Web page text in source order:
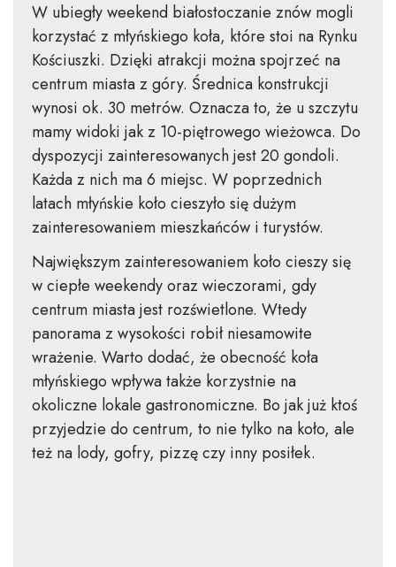
W ubiegły weekend białostoczanie znów mogli
korzystać z młyńskiego koła, które stoi na Rynku
Kościuszki. Dzięki atrakcji można spojrzeć na
centrum miasta z góry. Średnica konstrukcji
wynosi ok. 30 metrów. Oznacza to, że u szczytu
mamy widoki jak z 10-piętrowego wieżowca. Do
dyspozycji zainteresowanych jest 20 gondoli.
Każda z nich ma 6 miejsc. W poprzednich
latach młyńskie koło cieszyło się dużym
zainteresowaniem mieszkańców i turystów.
Największym zainteresowaniem koło cieszy się
w ciepłe weekendy oraz wieczorami, gdy
centrum miasta jest rozświetlone. Wtedy
panorama z wysokości robił niesamowite
wrażenie. Warto dodać, że obecność koła
młyńskiego wpływa także korzystnie na
okoliczne lokale gastronomiczne. Bo jak już ktoś
przyjedzie do centrum, to nie tylko na koło, ale
też na lody, gofry, pizzę czy inny posiłek.